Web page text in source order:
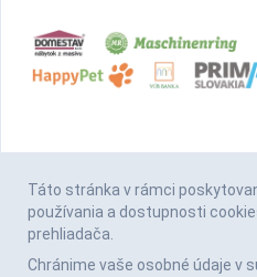
Táto stránka v rámci
používania a dostupnosti
prehliadača.
Chránime vaše osobné údaje v